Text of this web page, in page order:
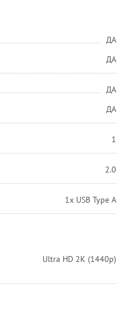
ДА
ДА
ДА
ДА
1
2.0
1x USB Type A
Ultra HD 2K (1440p)